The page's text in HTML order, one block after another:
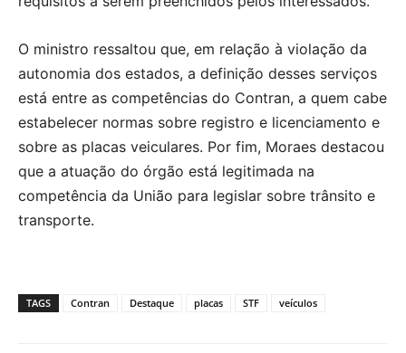
O ministro ressaltou que, em relação à violação da
autonomia dos estados, a definição desses serviços
está entre as competências do Contran, a quem cabe
estabelecer normas sobre registro e licenciamento e
sobre as placas veiculares. Por fim, Moraes destacou
que a atuação do órgão está legitimada na
competência da União para legislar sobre trânsito e
transporte.
TAGS Contran Destaque placas STF veículos